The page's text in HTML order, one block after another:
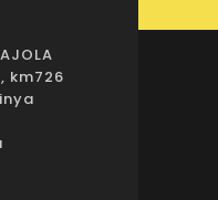
km726